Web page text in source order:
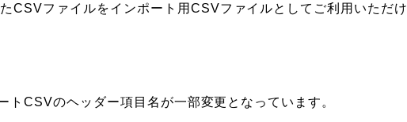
CSVファイルをインポート用CSVファイルとしてご利用いただけ
トCSVのヘッダー項目名が一部変更となっています。